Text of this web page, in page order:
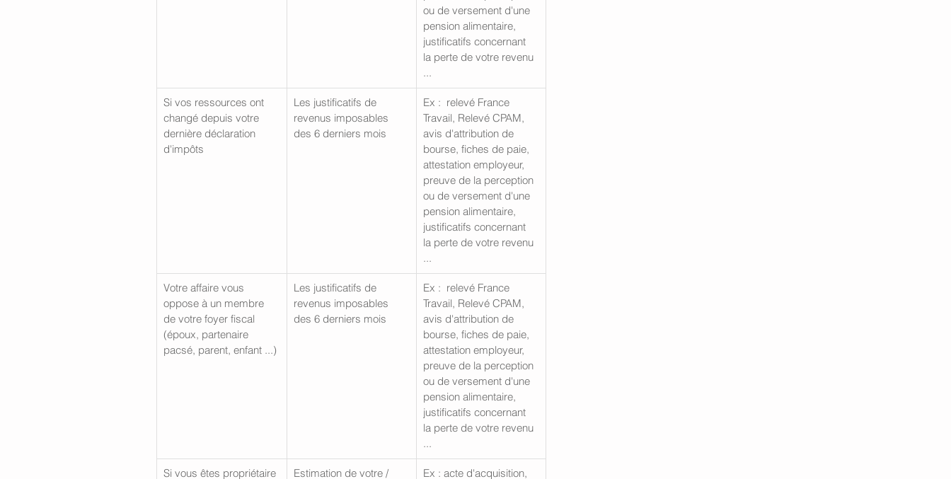
ou de versement d'une
pension alimentaire,
justificatifs concernant
la perte de votre revenu
...
Si vos ressources ont
changé depuis votre
dernière déclaration
d'impôts
Les justificatifs de
revenus imposables
des 6 derniers mois
Ex :  relevé France
Travail, Relevé CPAM,
avis d'attribution de
bourse, fiches de paie,
attestation employeur,
preuve de la perception
ou de versement d'une
pension alimentaire,
justificatifs concernant
la perte de votre revenu
...
Votre affaire vous
oppose à un membre
de votre foyer fiscal
(époux, partenaire
pacsé, parent, enfant ...)
Les justificatifs de
revenus imposables
des 6 derniers mois
Ex :  relevé France
Travail, Relevé CPAM,
avis d'attribution de
bourse, fiches de paie,
attestation employeur,
preuve de la perception
ou de versement d'une
pension alimentaire,
justificatifs concernant
la perte de votre revenu
...
Si vous êtes propriétaire Estimation de votre / Ex : acte d'acquisition,